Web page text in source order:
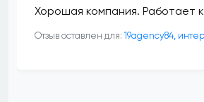
Хорошая компания. Работает
Отзыв оставлен для: 19agency84,